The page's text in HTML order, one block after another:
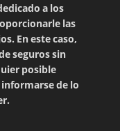
a los
las
En este caso,
seguros sin
posible
informarse de lo